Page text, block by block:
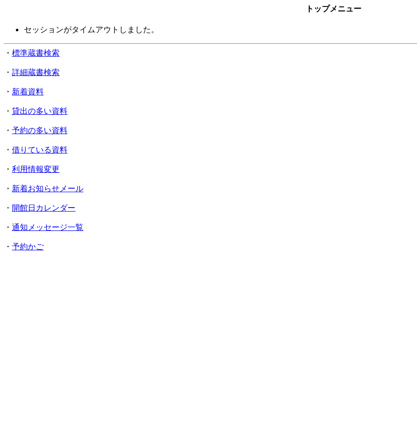
トップメニュー
セッションがタイムアウトしました。
・ 標準蔵書検索
・ 詳細蔵書検索
・ 新着資料
・ 貸出の多い資料
・ 予約の多い資料
・ 借りている資料
・ 利用情報変更
・ 新着お知らせメール
・ 開館日カレンダー
・ 通知メッセージ一覧
・ 予約かご